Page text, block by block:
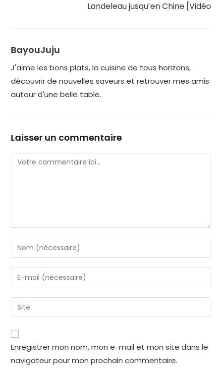
Landeleau jusqu’en Chine [Vidéo
BayouJuju
J'aime les bons plats, la cuisine de tous horizons,
découvrir de nouvelles saveurs et retrouver mes amis
autour d'une belle table.
Laisser un commentaire
Enregistrer mon nom, mon e-mail et mon site dans le
navigateur pour mon prochain commentaire.